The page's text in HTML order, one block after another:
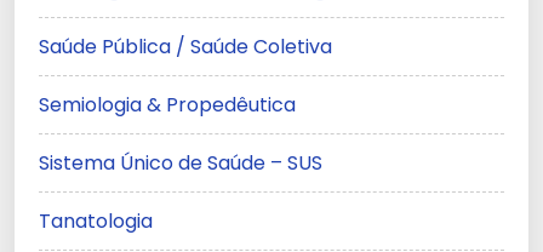
Saúde Pública / Saúde Coletiva
Semiologia & Propedêutica
Sistema Único de Saúde – SUS
Tanatologia